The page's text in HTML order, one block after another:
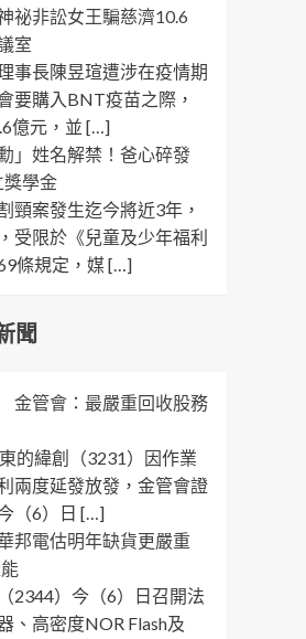
祕非訟女王騙慈濟10.6
室
事長陳昱瑄遭涉在疫情期
要購入BNT疫苗之際，
億元，並 […]
」姓名解禁！爸心碎發
學金
頸案發生迄今將近3年，
受限於《兒童及少年福利
條規定，媒 […]
聞
管會：最嚴重回收股務
的緯創（3231）因作業
兩度延發放發，金管會證
（6）日 […]
邦電估明年缺貨更嚴重
2344）今（6）日召開法
、高密度NOR Flash及